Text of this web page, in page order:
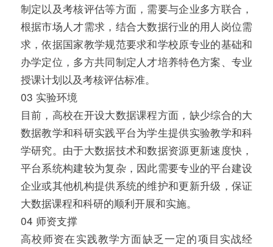
制定以及考核评估等方面，需要与企业多方联合，
根据市场人才需求，结合大数据行业的用人岗位需
求，依据国家教学规范要求和学校原专业的基础和
办学定位，多方共同制定人才培养特色方案、专业
授课计划以及考核评估标准。
03 实验环境
目前，高校在开设大数据课程方面，缺少综合的大
数据教学和科研实践平台为学生提供实验教学和科
学研究。由于大数据技术和数据资源更新速度快，
平台系统构建较为复杂，因此需要专业的平台建设
企业或其他机构提供系统的维护和更新升级，保证
大数据课程和科研的顺利开展和实施。
04 师资支撑
高校师资在实践教学方面缺乏一定的项目实战经